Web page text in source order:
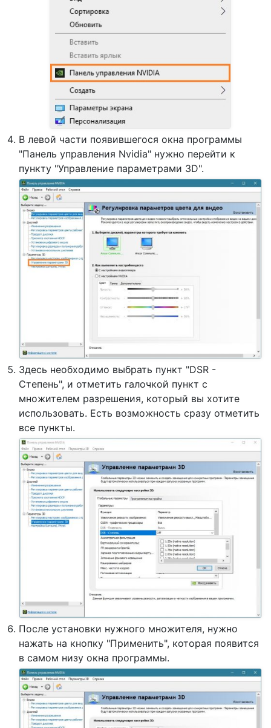
В левой части появившегося окна программы
"Панель управления Nvidia" нужно перейти к
пункту "Управление параметрами 3D".
Здесь необходимо выбрать пункт "DSR -
Степень", и отметить галочкой пункт с
множителем разрешения, который вы хотите
использовать. Есть возможность сразу отметить
все пункты.
После установки нужного множителя, нужно
нажать на кнопку "Применить", которая появится
в самом низу окна программы.